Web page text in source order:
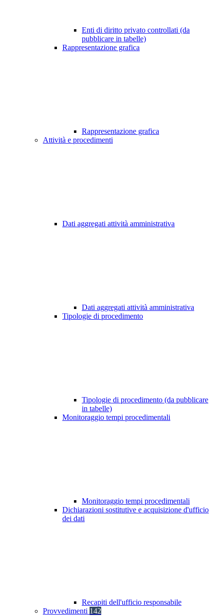
Enti di diritto privato controllati (da
pubblicare in tabelle)
Rappresentazione grafica
Rappresentazione grafica
Attività e procedimenti
Dati aggregati attività amministrativa
Dati aggregati attività amministrativa
Tipologie di procedimento
Tipologie di procedimento (da pubblicare
in tabelle)
Monitoraggio tempi procedimentali
Monitoraggio tempi procedimentali
Dichiarazioni sostitutive e acquisizione d'ufficio
dei dati
Recapiti dell'ufficio responsabile
Provvedimenti 142